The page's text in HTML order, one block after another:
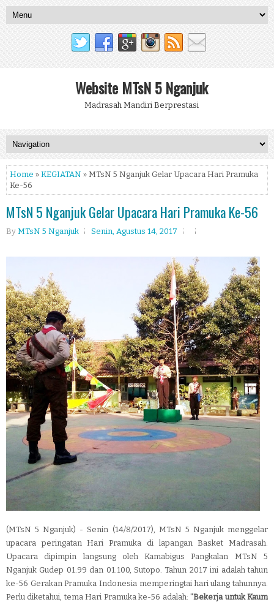
Website MTsN 5 Nganjuk
Madrasah Mandiri Berprestasi
Home » KEGIATAN » MTsN 5 Nganjuk Gelar Upacara Hari Pramuka
Ke-56
MTsN 5 Nganjuk Gelar Upacara Hari Pramuka Ke-56
By MTsN 5 Nganjuk Senin, Agustus 14, 2017
(MTsN 5 Nganjuk) - Senin (14/8/2017), MTsN 5 Nganjuk menggelar
upacara peringatan Hari Pramuka di lapangan Basket Madrasah.
Upacara dipimpin langsung oleh Kamabigus Pangkalan MTsN 5
Nganjuk Gudep 01.99 dan 01.100, Sutopo. Tahun 2017 ini adalah tahun
ke-56 Gerakan Pramuka Indonesia memperingtai hari ulang tahunnya.
Perlu diketahui, tema Hari Pramuka ke-56 adalah: "Bekerja untuk Kaum